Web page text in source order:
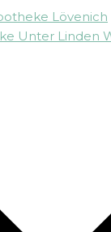
Lövenich
Unter Linden